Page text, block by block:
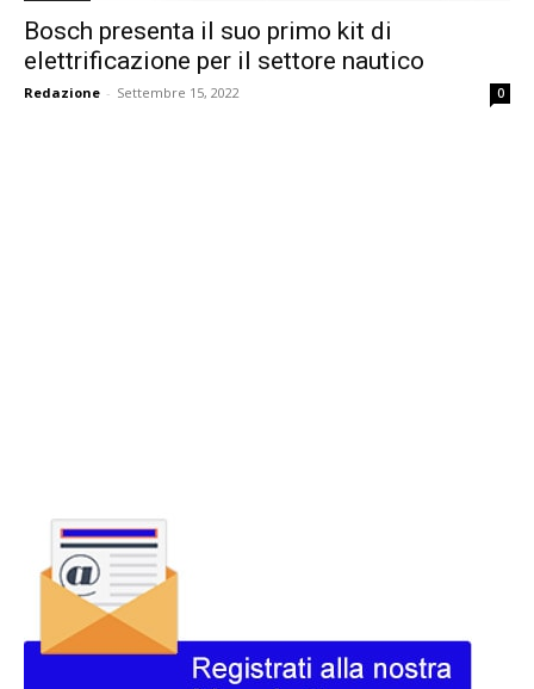
Bosch presenta il suo primo kit di
elettrificazione per il settore nautico
Redazione - Settembre 15, 2022 0